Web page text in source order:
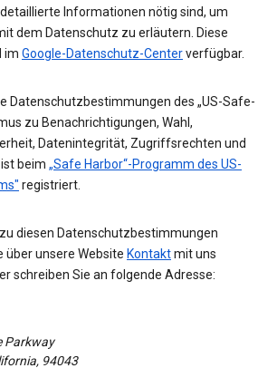
Informationen nötig sind, um
dem Datenschutz zu erläutern. Diese
im Google-Datenschutz-Centerverfügbar.
Datenschutzbestimmungen des „US-Safe-
zu Benachrichtigungen, Wahl,
Datenintegrität, Zugriffsrechten und
beim „Safe Harbor“-Programm des US-
registriert.
diesen Datenschutzbestimmungen
über unsere Website Kontaktmit uns
schreiben Sie an folgende Adresse:
Parkway
94043